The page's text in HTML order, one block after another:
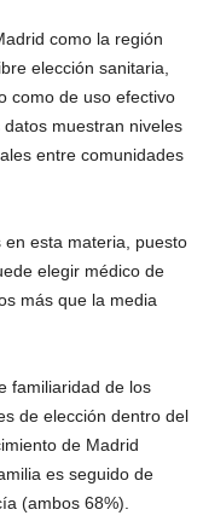
como la región
elección sanitaria,
como de uso efectivo
muestran niveles
entre comunidades
esta materia, puesto
elegir médico de
más que la media
familiaridad de los
de elección dentro del
de Madrid
es seguido de
(ambos 68%).